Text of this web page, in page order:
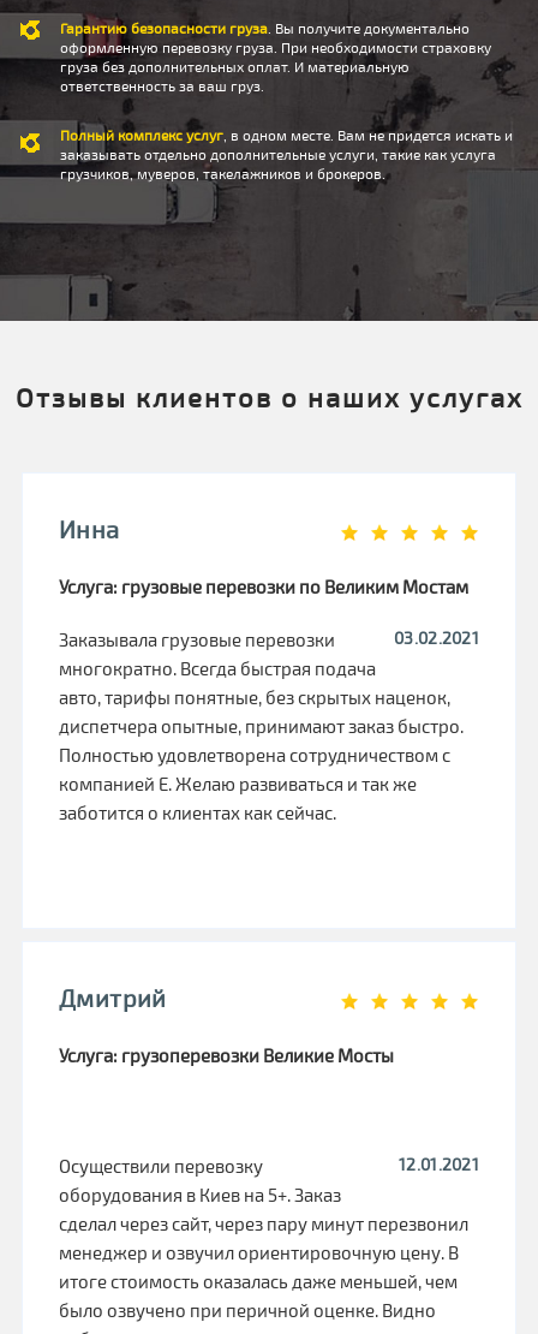
Гарантию безопасности груза . Вы получите документально
оформленную перевозку груза. При необходимости страховку
груза без дополнительных оплат. И материальную
ответственность за ваш груз.
Полный комплекс услуг , в одном месте. Вам не придется искать и
заказывать отдельно дополнительные услуги, такие как услуга
грузчиков, муверов, такелажников и брокеров.
Отзывы клиентов о наших услугах
Инна
Услуга: грузовые перевозки по Великим Мостам
03.02.2021
Заказывала грузовые перевозки
многократно. Всегда быстрая подача
авто, тарифы понятные, без скрытых наценок,
диспетчера опытные, принимают заказ быстро.
Полностью удовлетворена сотрудничеством с
компанией Е. Желаю развиваться и так же
заботится о клиентах как сейчас.
Дмитрий
Услуга: грузоперевозки Великие Мосты
12.01.2021
Осуществили перевозку
оборудования в Киев на 5+. Заказ
сделал через сайт, через пару минут перезвонил
менеджер и озвучил ориентировочную цену. В
итоге стоимость оказалась даже меньшей, чем
было озвучено при перичной оценке. Видно